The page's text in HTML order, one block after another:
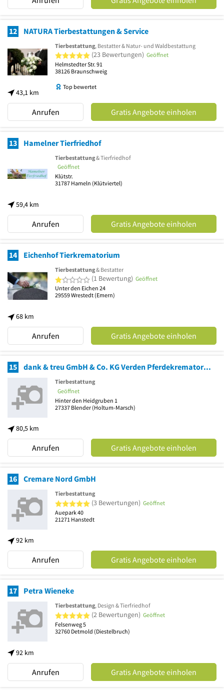
12 NATURA Tierbestattungen & Service
43,1 km
Tierbestattung, Bestatter & Natur- und Waldbestattung
5 von 5 Sternen
(23 Bewertungen) Geöffnet
Helmstedter Str. 91
38126 Braunschweig
Top bewertet
Anrufen Gratis Angebote einholen
13 Hamelner Tierfriedhof
59,4 km
Tierbestattung& Tierfriedhof
Geöffnet
Klütstr.
31787 Hameln (Klütviertel)
Anrufen Gratis Angebote einholen
14 Eichenhof Tierkrematorium
68 km
Tierbestattung& Bestatter
1 von 5 Sternen
(1 Bewertung) Geöffnet
Unter den Eichen 24
29559Wrestedt (Emern)
Anrufen Gratis Angebote einholen
15 dank & treu GmbH & Co. KG Verden Pferdekrematorium Tierbestattung
80,5 km
Tierbestattung
Geöffnet
Hinter den Heidgruben 1
27337 Blender(Holtum-Marsch)
Anrufen Gratis Angebote einholen
16 Cremare Nord GmbH
92 km
Tierbestattung
5 von 5 Sternen
(3 Bewertungen) Geöffnet
Auepark 40
21271 Hanstedt
Anrufen Gratis Angebote einholen
17 Petra Wieneke
92 km
Tierbestattung, Design & Tierfriedhof
5 von 5 Sternen
(2 Bewertungen) Geöffnet
Felsenweg 5
32760 Detmold (Diestelbruch)
Anrufen Gratis Angebote einholen